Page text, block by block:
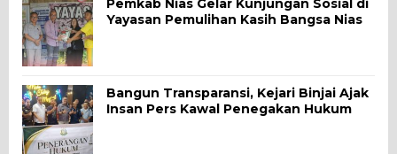
Pemkab Nias Gelar Kunjungan Sosial di
Yayasan Pemulihan Kasih Bangsa Nias
Bangun Transparansi, Kejari Binjai Ajak
Insan Pers Kawal Penegakan Hukum